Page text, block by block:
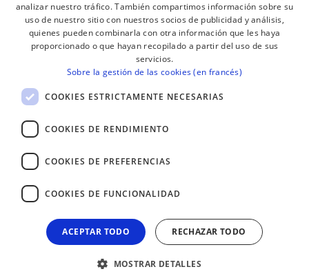
¡RECIBE NUESTROS BOLETINES!
Suscribirse
AVISO LEGAL
BASQUE
FRENCH
analizar nuestro tráfico. También compartimos información sobre su
uso de nuestro sitio con nuestros socios de publicidad y análisis,
quienes pueden combinarla con otra información que les haya
proporcionado o que hayan recopilado a partir del uso de sus
servicios.
Sobre la gestión de las cookies (en francés)
COOKIES ESTRICTAMENTE NECESARIAS
COOKIES DE RENDIMIENTO
COOKIES DE PREFERENCIAS
COOKIES DE FUNCIONALIDAD
ACEPTAR TODO RECHAZAR TODO
MOSTRAR DETALLES